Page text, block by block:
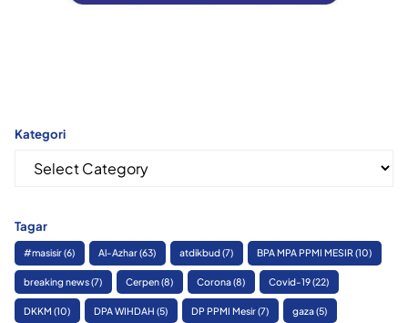
Kategori
Kategori
Tagar
#masisir(6) Al-Azhar(63) atdikbud(7) BPA MPA PPMI MESIR(10)
breaking news(7) Cerpen(8) Corona(8) Covid-19(22)
DKKM (10) DPA WIHDAH (5) DP PPMI Mesir(7) gaza(5)